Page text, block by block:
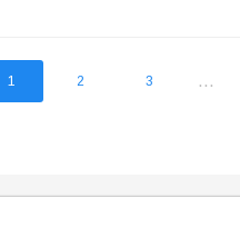
1 2 3 ...